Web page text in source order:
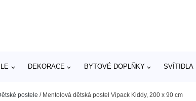
DEKORACE BYTOVÉ DOPLŇKY SVÍTIDLA
postele / Mentolová dětská postel Vipack Kiddy, 200 x 90 cm